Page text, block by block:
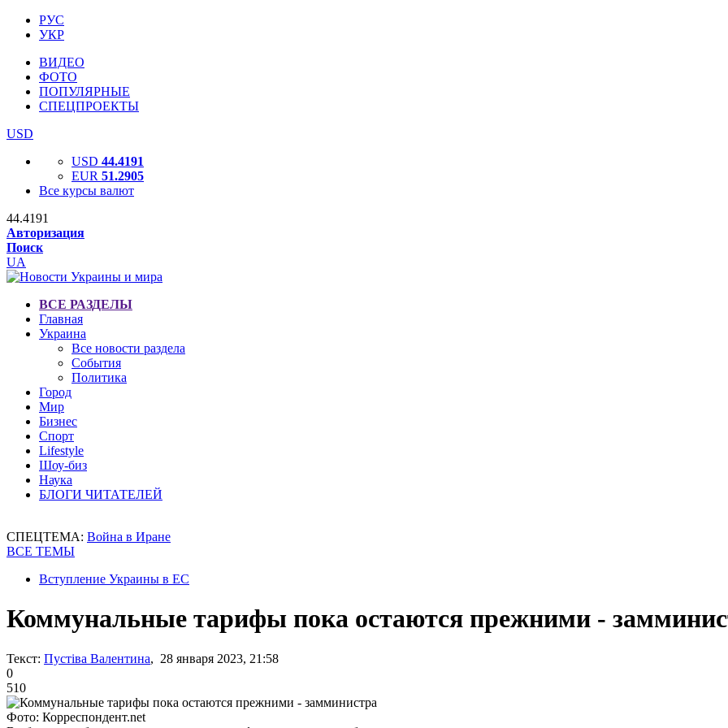
РУС
УКР
ВИДЕО
ФОТО
ПОПУЛЯРНЫЕ
СПЕЦПРОЕКТЫ
USD
USD 44.4191
EUR 51.2905
Все курсы валют
44.4191
Авторизация
Поиск
UA
ВСЕ РАЗДЕЛЫ
Главная
Украина
Все новости раздела
События
Политика
Город
Мир
Бизнес
Спорт
Lifestyle
Шоу-биз
Наука
БЛОГИ ЧИТАТЕЛЕЙ
СПЕЦТЕМА: Война в Иране
ВСЕ ТЕМЫ
Вступление Украины в ЕС
Коммунальные тарифы пока остаются прежними -
Текст: Пустіва Валентина, 28 января 2023, 21:58
0
510
Фото: Корреспондент.net